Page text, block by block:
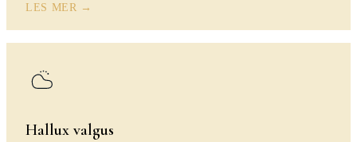
LES MER →
Hallux valgus